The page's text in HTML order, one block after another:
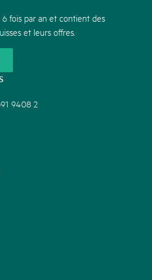
fois par an et contient des
et leurs offres.
9408 2